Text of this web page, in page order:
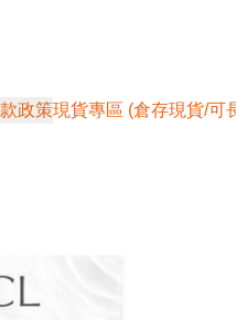
政策現貨專區 (倉存現貨/可